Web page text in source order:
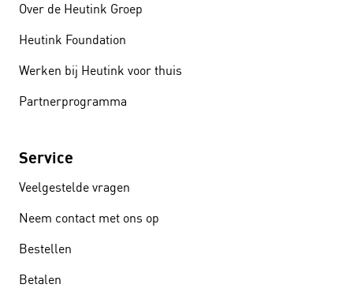
Over de Heutink Groep
Heutink Foundation
Werken bij Heutink voor thuis
Partnerprogramma
Service
Veelgestelde vragen
Neem contact met ons op
Bestellen
Betalen